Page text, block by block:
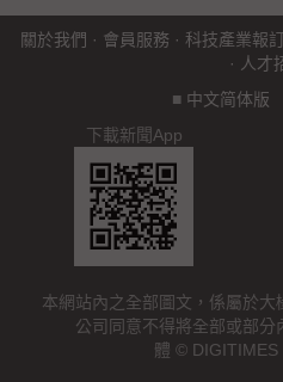
關於我們 · 會員服務 · 科技產業報
· 人才
■ 中文简体版
下載新聞App
本網站內之全部圖文，係屬於
公司同意不得將全部或部分
體 © DIGITIMES